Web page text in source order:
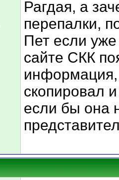
Рагдая, а
перепалки,
Пет если
сайте СКК
информация,
скопировал
если бы она